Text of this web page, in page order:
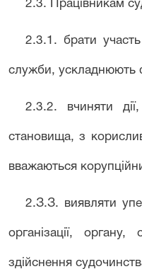
2.3. Працівникам
2.3.1. брати
служби, ускладнюють
2.3.2. вчиняти
становища, з
вважаються
2.З.З. виявляти
організації,
здійснення